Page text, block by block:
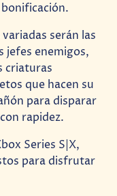
serán las
jefes enemigos,
criaturas
que hacen su
para disparar
rapidez.
Series S|X,
para disfrutar